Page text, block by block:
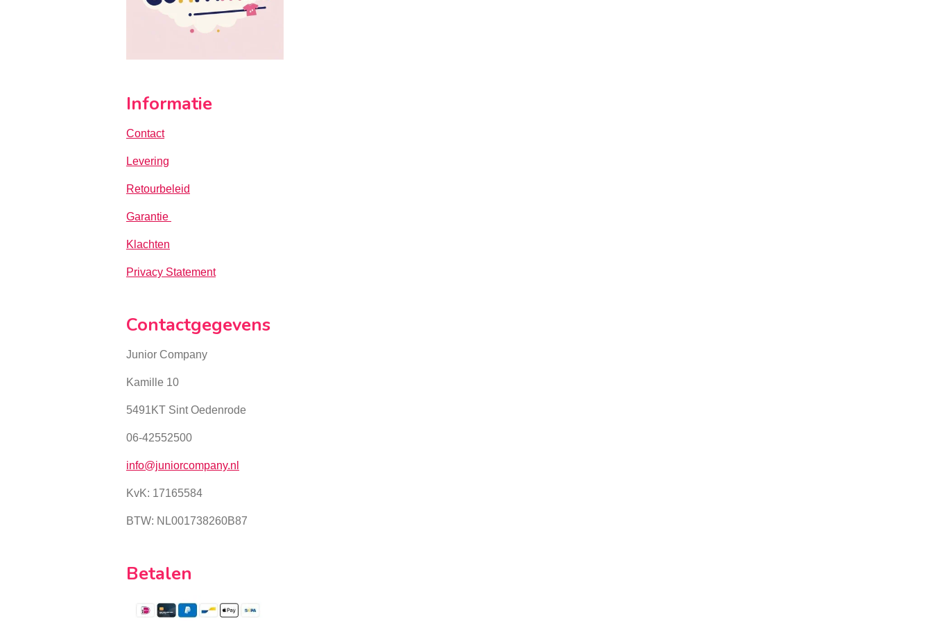
Informatie
Contact
Levering
Retourbeleid
Garantie
Klachten
Privacy Statement
Contactgegevens
Junior Company
Kamille 10
5491KT Sint Oedenrode
06-42552500
info@juniorcompany.nl
KvK: 17165584
BTW: NL001738260B87
Betalen